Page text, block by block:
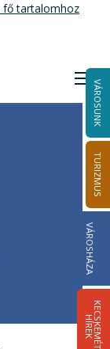
fő tartalomhoz
VÁROSUNK
TURIZMUS
VÁROSHÁZA
K
E
C
S
K
E
M
É
T
I
HÍ
R
E
K